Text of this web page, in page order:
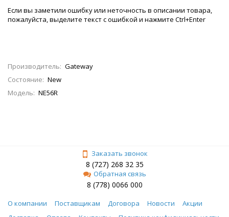
Если вы заметили ошибку или неточность в описании товара,
пожалуйста, выделите текст с ошибкой и нажмите Ctrl+Enter
Производитель: Gateway
Состояние: New
Модель: NE56R
Заказать звонок
8 (727) 268 32 35
Обратная связь
8 (778) 0066 000
О компании Поставщикам Договора Новости
Акции